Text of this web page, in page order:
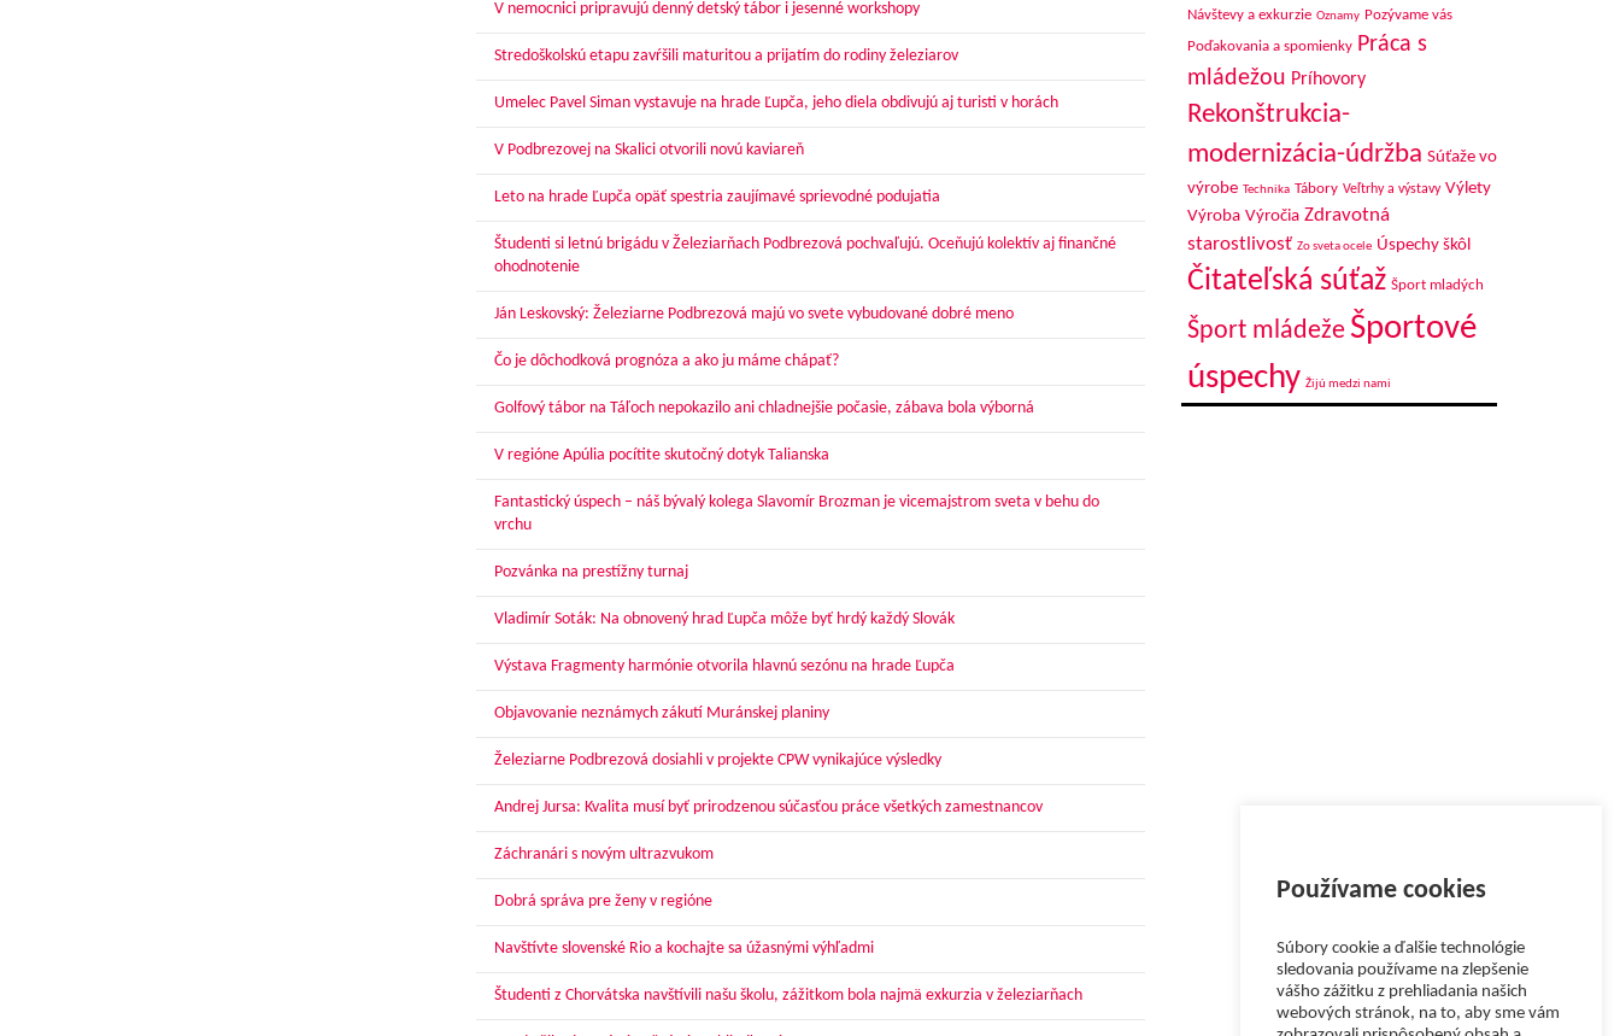
V nemocnici pripravujú denný detský tábor i jesenné workshopy
Stredoškolskú etapu zavŕšili maturitou a prijatím do rodiny železiarov
Umelec Pavel Siman vystavuje na hrade Ľupča, jeho diela obdivujú aj turisti v horách
V Podbrezovej na Skalici otvorili novú kaviareň
Leto na hrade Ľupča opäť spestria zaujímavé sprievodné podujatia
Študenti si letnú brigádu v Železiarňach Podbrezová pochvaľujú. Oceňujú kolektív aj finančné
ohodnotenie
Ján Leskovský: Železiarne Podbrezová majú vo svete vybudované dobré meno
Čo je dôchodková prognóza a ako ju máme chápať?
Golfový tábor na Táľoch nepokazilo ani chladnejšie počasie, zábava bola výborná
V regióne Apúlia pocítite skutočný dotyk Talianska
Fantastický úspech – náš bývalý kolega Slavomír Brozman je vicemajstrom sveta v behu do
vrchu
Pozvánka na prestížny turnaj
Vladimír Soták: Na obnovený hrad Ľupča môže byť hrdý každý Slovák
Výstava Fragmenty harmónie otvorila hlavnú sezónu na hrade Ľupča
Objavovanie neznámych zákutí Muránskej planiny
Železiarne Podbrezová dosiahli v projekte CPW vynikajúce výsledky
Andrej Jursa: Kvalita musí byť prirodzenou súčasťou práce všetkých zamestnancov
Záchranári s novým ultrazvukom
Dobrá správa pre ženy v regióne
Navštívte slovenské Rio a kochajte sa úžasnými výhľadmi
Študenti z Chorvátska navštívili našu školu, zážitkom bola najmä exkurzia v železiarňach
Návštevy a exkurzie Oznamy Pozývame vás
Poďakovania a spomienky Práca s
mládežou Príhovory
Rekonštrukcia-
modernizácia-údržba Súťaže vo
výrobe Technika Tábory Veľtrhy a výstavy Výlety
Výroba Výročia Zdravotná
starostlivosť Zo sveta ocele Úspechy škôl
Čitateľská súťaž Šport mladých
Šport mládeže Športové
úspechy Žijú medzi nami
Používame cookies
Súbory cookie a ďalšie technológie
sledovania používame na zlepšenie
vášho zážitku z prehliadania našich
webových stránok, na to, aby sme vám